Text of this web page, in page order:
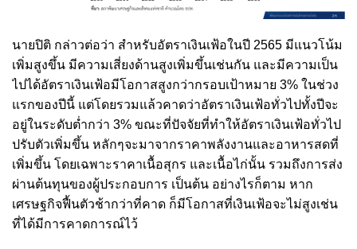
นายปิติ กล่าวต่อว่า สำหรับอัตราเงินเฟ้อในปี 2565 มีแนวโน้ม
เพิ่มสูงขึ้น มีความเสี่ยงด้านสูงเพิ่มขึ้นเช่นกัน และมีความเป็น
ไปได้อัตราเงินเฟ้อมีโอกาสสูงกว่ากรอบเป้าหมาย 3% ในช่วง
แรกของปีนี้ แต่โดยรวมแล้วคาดว่าอัตราเงินเฟ้อทั่วไปทั้งปีจะ
อยู่ในระดับต่ำกว่า 3% ขณะที่ปัจจัยที่ทำให้อัตราเงินเฟ้อทั่วไป
ปรับตัวเพิ่มขึ้น หลักๆจะมาจากราคาพลังงานและอาหารสดที่
เพิ่มขึ้น โดยเฉพาะราคาเนื้อสุกร และเนื้อไก่นั้น รวมถึงการส่ง
ผ่านต้นทุนของผู้ประกอบการ เป็นต้น อย่างไรก็ตาม หาก
เศรษฐกิจฟื้นตัวช้ากว่าที่คาด ก็มีโอกาสที่เงินเฟ้อจะไม่สูงเช่น
ที่ได้มีการคาดการณ์ไว้